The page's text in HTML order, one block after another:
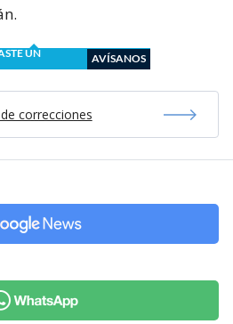
UN
AVÍSANOS
correcciones